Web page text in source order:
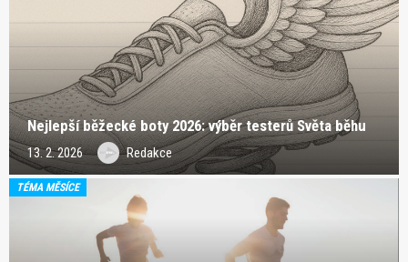
Nejlepší běžecké boty 2026: výběr testerů Světa běhu
13. 2. 2026 Redakce
TÉMA MĚSÍCE